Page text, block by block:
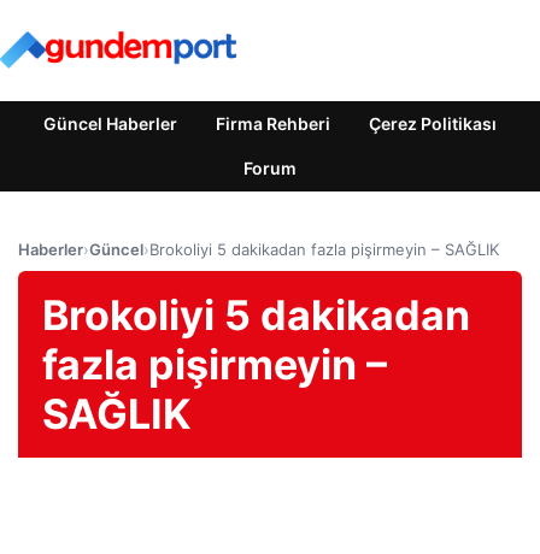
Güncel Haberler Firma Rehberi Çerez Politikası
Forum
Haberler›Güncel›Brokoliyi 5 dakikadan fazla pişirmeyin – SAĞLIK
Brokoliyi 5 dakikadan
fazla pişirmeyin –
SAĞLIK